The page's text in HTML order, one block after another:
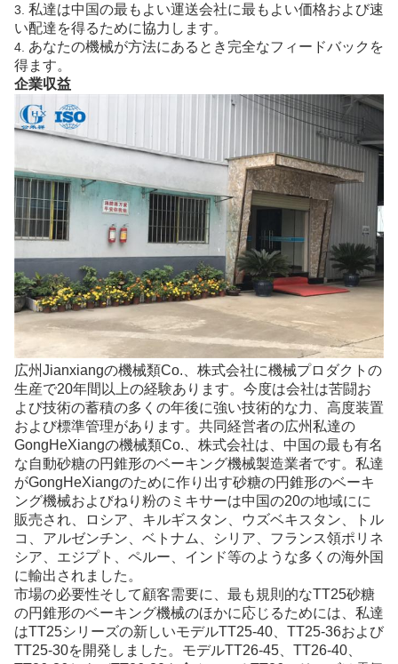
3. 私達は中国の最もよい運送会社に最もよい価格および速
い配達を得るために協力します。
4. あなたの機械が方法にあるとき完全なフィードバックを
得ます。
企業収益
広州Jianxiangの機械類Co.、株式会社に機械プロダクトの
生産で20年間以上の経験あります。今度は会社は苦闘お
よび技術の蓄積の多くの年後に強い技術的な力、高度装置
および標準管理があります。共同経営者の広州私達の
GongHeXiangの機械類Co.、株式会社は、中国の最も有名
な自動砂糖の円錐形のベーキング機械製造業者です。私達
がGongHeXiangのために作り出す砂糖の円錐形のベーキ
ング機械およびねり粉のミキサーは中国の20の地域にに
販売され、ロシア、キルギスタン、ウズベキスタン、トル
コ、アルゼンチン、ベトナム、シリア、フランス領ポリネ
シア、エジプト、ペルー、インド等のような多くの海外国
に輸出されました。
市場の必要性そして顧客需要に、最も規則的なTT25砂糖
の円錐形のベーキング機械のほかに応じるためには、私達
はTT25シリーズの新しいモデルTT25-40、TT25-36および
TT25-30を開発しました。モデルTT26-45、TT26-40、